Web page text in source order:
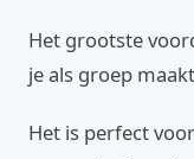
Het grootste
je als groep
Het is perfect